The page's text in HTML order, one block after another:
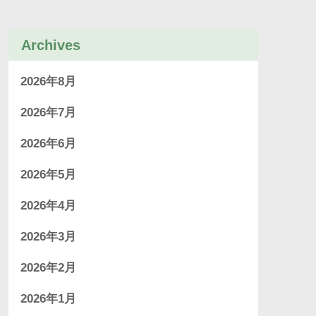
Archives
2026年8月
2026年7月
2026年6月
2026年5月
2026年4月
2026年3月
2026年2月
2026年1月